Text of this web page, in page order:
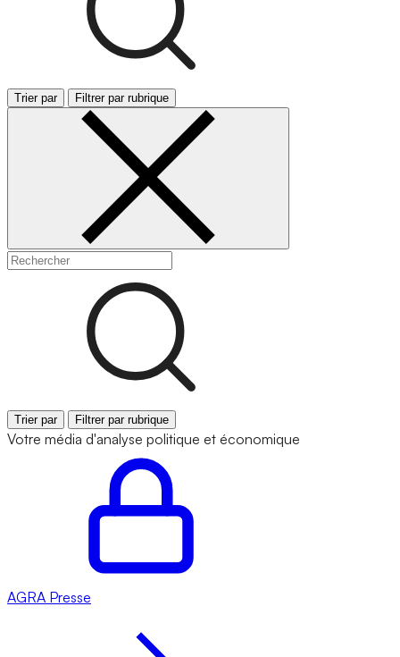
Trier par Filtrer par rubrique
Trier par Filtrer par rubrique
Votre média d'analyse politique et économique
AGRA Presse